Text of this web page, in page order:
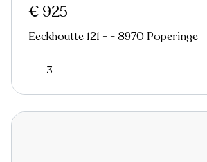
€ 925
Eeckhoutte 121 - - 8970 Poperinge
3